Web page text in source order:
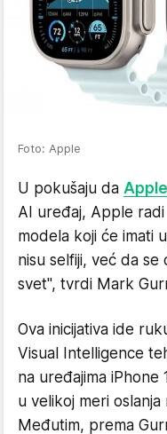
Foto: Apple
U pokušaju da
AI uređaj, Apple
modela koji će imati
nisu selfiji, već da se
svet", tvrdi Mark
Ova inicijativa ide
Visual Intelligence
na uređajima iPhone
u velikoj meri oslanja
Međutim, prema